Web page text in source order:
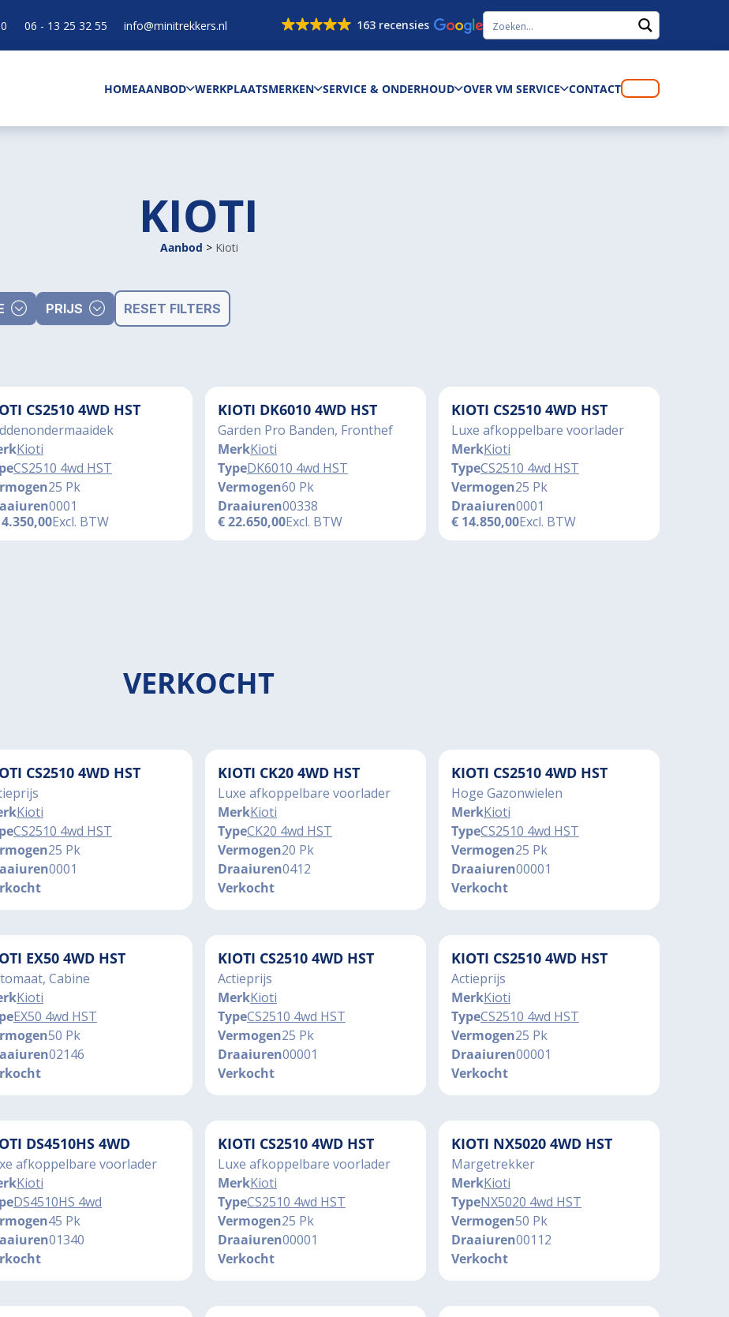
06 - 13 25 32 55 info@minitrekkers.nl 163 recensies
HOMEAANBOD WERKPLAATSMERKEN SERVICE & ONDERHOUD OVER VM SERVICE CONTACT
KIOTI
Aanbod > Kioti
PRIJS RESET FILTERS
CS2510 4WD HST
Kioti
CS2510 4wd HST
25 Pk
0001
Excl. BTW
KIOTI DK6010 4WD HST
Garden Pro Banden, Fronthef
MerkKioti
TypeDK6010 4wd HST
Vermogen60 Pk
Draaiuren00338
€22.650,00Excl. BTW
KIOTI CS2510 4WD HST
Luxe afkoppelbare voorlader
MerkKioti
TypeCS2510 4wd HST
Vermogen25 Pk
Draaiuren0001
€ 14.850,00Excl. BTW
VERKOCHT
CS2510 4WD HST
Kioti
CS2510 4wd HST
25 Pk
0001
KIOTI CK20 4WD HST
Luxe afkoppelbare voorlader
MerkKioti
TypeCK20 4wd HST
Vermogen20 Pk
Draaiuren0412
Verkocht
KIOTI CS2510 4WD HST
Hoge Gazonwielen
MerkKioti
TypeCS2510 4wd HST
Vermogen25 Pk
Draaiuren00001
Verkocht
EX50 4WD HST
Cabine
Kioti
EX50 4wd HST
50 Pk
02146
KIOTI CS2510 4WD HST
Actieprijs
MerkKioti
TypeCS2510 4wd HST
Vermogen25 Pk
Draaiuren00001
Verkocht
KIOTI CS2510 4WD HST
Actieprijs
MerkKioti
TypeCS2510 4wd HST
Vermogen25 Pk
Draaiuren00001
Verkocht
DS4510HS 4WD
afkoppelbare voorlader
Kioti
DS4510HS 4wd
45 Pk
01340
KIOTI CS2510 4WD HST
Luxe afkoppelbare voorlader
MerkKioti
TypeCS2510 4wd HST
Vermogen25 Pk
Draaiuren00001
Verkocht
KIOTI NX5020 4WD HST
Margetrekker
MerkKioti
TypeNX5020 4wd HST
Vermogen50 Pk
Draaiuren00112
Verkocht